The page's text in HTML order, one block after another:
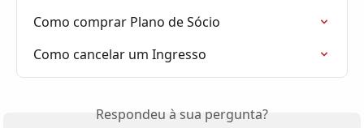
Como comprar Plano de Sócio
Como cancelar um Ingresso
Respondeu à sua pergunta?